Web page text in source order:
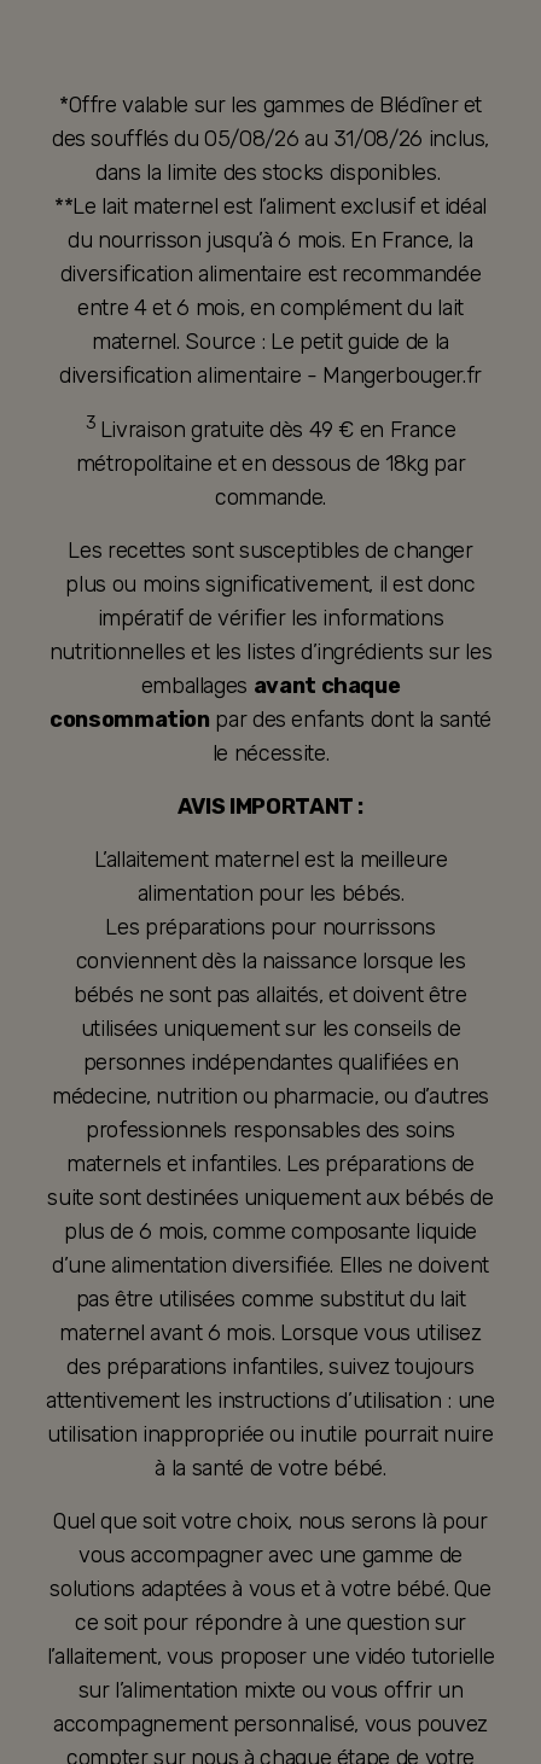
*Offre valable sur les gammes de Blédîner et
des soufflés du 05/08/26 au 31/08/26 inclus,
dans la limite des stocks disponibles.
**Le lait maternel est l’aliment exclusif et idéal
du nourrisson jusqu’à 6 mois. En France, la
diversification alimentaire est recommandée
entre 4 et 6 mois, en complément du lait
maternel. Source : Le petit guide de la
diversification alimentaire - Mangerbouger.fr
3 Livraison gratuite dès 49 € en France
métropolitaine et en dessous de 18kg par
commande.
Les recettes sont susceptibles de changer
plus ou moins significativement, il est donc
impératif de vérifier les informations
nutritionnelles et les listes d’ingrédients sur les
emballages avant chaque
consommation par des enfants dont la santé
le nécessite.
AVIS IMPORTANT :
L’allaitement maternel est la meilleure
alimentation pour les bébés.
Les préparations pour nourrissons
conviennent dès la naissance lorsque les
bébés ne sont pas allaités, et doivent être
utilisées uniquement sur les conseils de
personnes indépendantes qualifiées en
médecine, nutrition ou pharmacie, ou d’autres
professionnels responsables des soins
maternels et infantiles. Les préparations de
suite sont destinées uniquement aux bébés de
plus de 6 mois, comme composante liquide
d’une alimentation diversifiée. Elles ne doivent
pas être utilisées comme substitut du lait
maternel avant 6 mois. Lorsque vous utilisez
des préparations infantiles, suivez toujours
attentivement les instructions d’utilisation : une
utilisation inappropriée ou inutile pourrait nuire
à la santé de votre bébé.
Quel que soit votre choix, nous serons là pour
vous accompagner avec une gamme de
solutions adaptées à vous et à votre bébé. Que
ce soit pour répondre à une question sur
l’allaitement, vous proposer une vidéo tutorielle
sur l’alimentation mixte ou vous offrir un
accompagnement personnalisé, vous pouvez
compter sur nous à chaque étape de votre